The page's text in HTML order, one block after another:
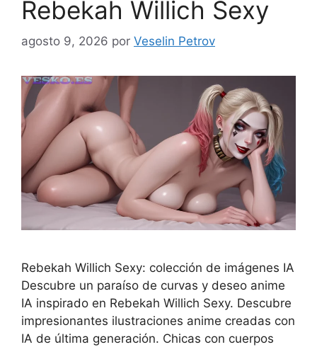
Rebekah Willich Sexy
agosto 9, 2026 por Veselin Petrov
Rebekah Willich Sexy: colección de imágenes IA
Descubre un paraíso de curvas y deseo anime
IA inspirado en Rebekah Willich Sexy. Descubre
impresionantes ilustraciones anime creadas con
IA de última generación. Chicas con cuerpos